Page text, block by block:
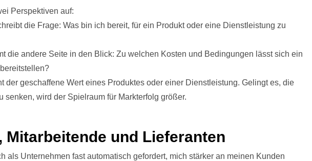
Perspektiven auf:
die Frage: Was bin ich bereit, für ein Produkt oder eine Dienstleistung zu
die andere Seite in den Blick: Zu welchen Kosten und Bedingungen lässt sich ein
der geschaffene Wert eines Produktes oder einer Dienstleistung. Gelingt es, die
senken, wird der Spielraum für Markterfolg größer.
Mitarbeitende und Lieferanten
als Unternehmen fast automatisch gefordert, mich stärker an meinen Kunden